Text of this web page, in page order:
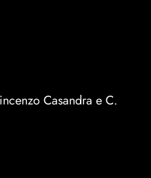
Casandra e C.